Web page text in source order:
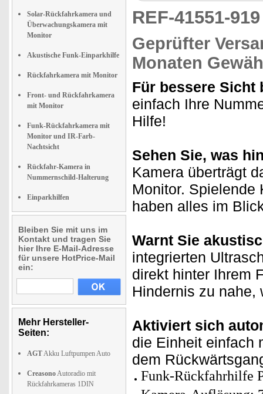
Solar-Rückfahrkamera und
Überwachungskamera mit
Monitor
Akustische Funk-Einparkhilfe
Rückfahrkamera mit Monitor
Front- und Rückfahrkamera
mit Monitor
Funk-Rückfahrkamera mit
Monitor und IR-Farb-
Nachtsicht
Rückfahr-Kamera in
Nummernschild-Halterung
Einparkhilfen
Bleiben Sie mit uns im
Kontakt und tragen Sie
hier Ihre E-Mail-Adresse
für unsere HotPrice-Mail
ein:
Mehr Hersteller-
Seiten:
AGTAkku Luftpumpen Auto
CreasonoAutoradio mit
Rückfahrkameras 1DIN
REF-41551-
Geprüfter
Monaten
Für bessere Sicht
einfach Ihre
Hilfe!
Sehen Sie, was
Kamera überträgt
Monitor. Spielende
haben alles im
Warnt Sie
integrierten
direkt hinter Ihrem
Hindernis zu nahe,
Aktiviert sich
die Einheit einfach
dem
Funk-Rückfahrhilfe